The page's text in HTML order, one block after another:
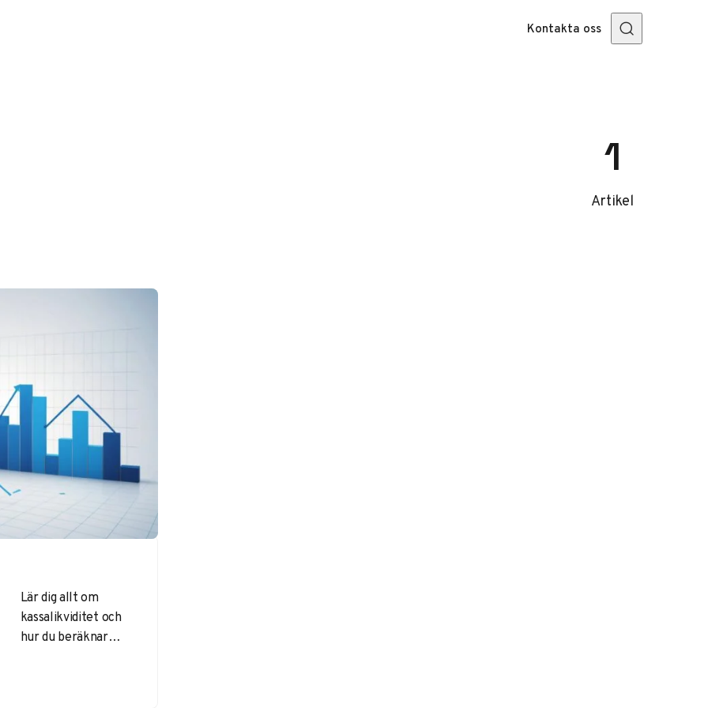
Kontakta oss
1
Artikel
Lär dig allt om
kassalikviditet och
hur du beräknar